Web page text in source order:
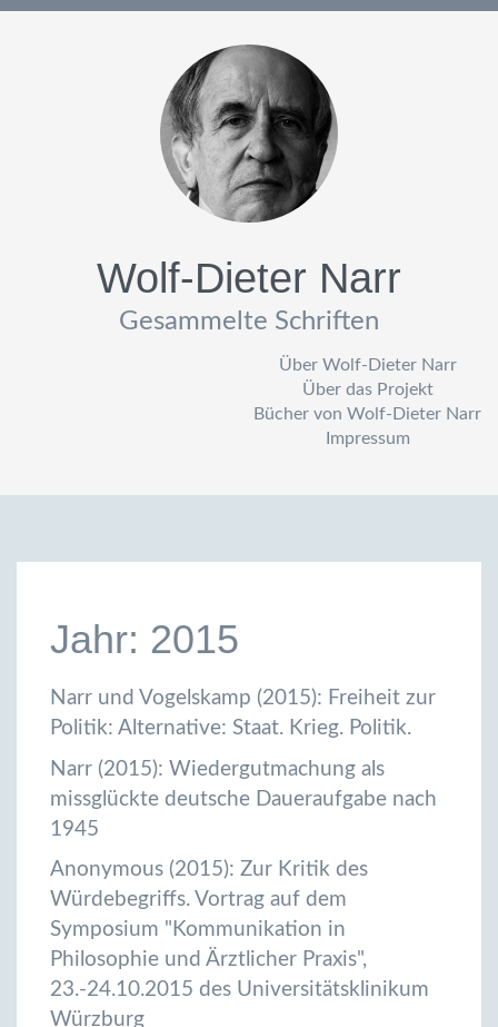
Wolf-Dieter Narr
Gesammelte Schriften
Über Wolf-Dieter Narr
Über das Projekt
Bücher von Wolf-Dieter Narr
Impressum
Jahr: 2015
Narr und Vogelskamp (2015): Freiheit zur
Politik: Alternative: Staat. Krieg. Politik.
Narr (2015): Wiedergutmachung als
missglückte deutsche Daueraufgabe nach
1945
Anonymous (2015): Zur Kritik des
Würdebegriffs. Vortrag auf dem
Symposium "Kommunikation in
Philosophie und Ärztlicher Praxis",
23.-24.10.2015 des Universitätsklinikum
Würzburg